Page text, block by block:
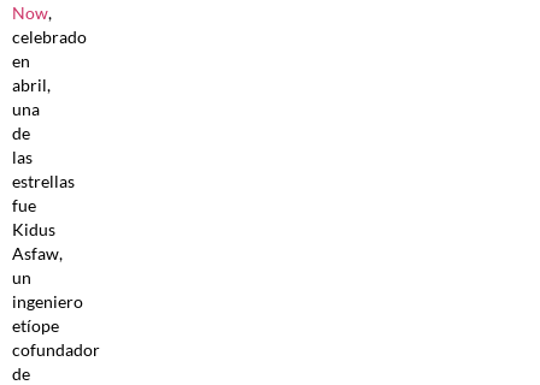
Now,
celebrado
en
abril,
una
de
las
estrellas
fue
Kidus
Asfaw,
un
ingeniero
etíope
cofundador
de